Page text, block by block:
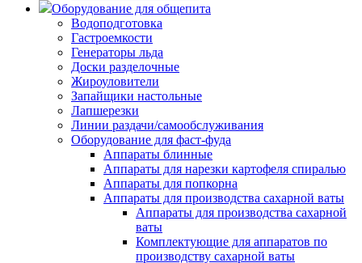
Оборудование для общепита
Водоподготовка
Гастроемкости
Генераторы льда
Доски разделочные
Жироуловители
Запайщики настольные
Лапшерезки
Линии раздачи/самообслуживания
Оборудование для фаст-фуда
Аппараты блинные
Аппараты для нарезки картофеля спиралью
Аппараты для попкорна
Аппараты для производства сахарной ваты
Аппараты для производства сахарной
ваты
Комплектующие для аппаратов по
производству сахарной ваты